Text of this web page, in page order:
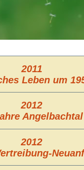
2011
Leben um
2012
Angelbachtal
2012